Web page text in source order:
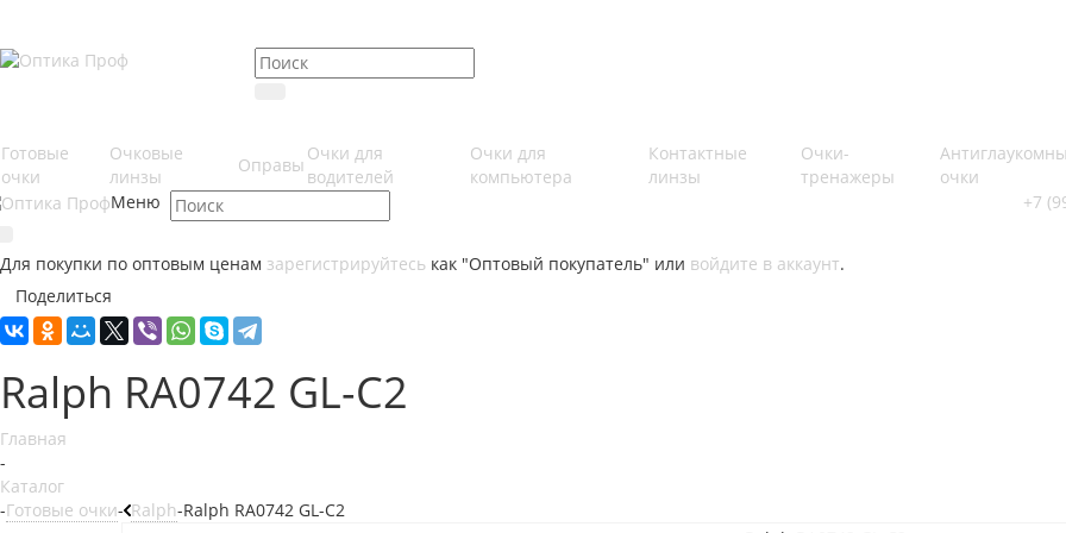
Готовые
очки
Очковые
линзы
Оправы
Очки для
водителей
Очки для
компьютера
Контактные
линзы
Очки-
тренажеры
очки
Меню
+7
Для покупки по оптовым ценам зарегистрируйтесь как "Оптовый покупатель" или войдите в аккаунт.
Поделиться
Ralph RA0742 GL-C2
Главная
-
Каталог
-Готовые очки- Ralph-Ralph RA0742 GL-C2